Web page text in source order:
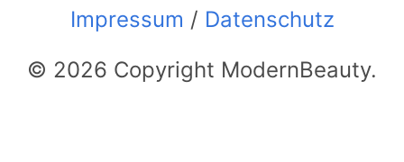
Impressum / Datenschutz
© 2026 Copyright ModernBeauty.